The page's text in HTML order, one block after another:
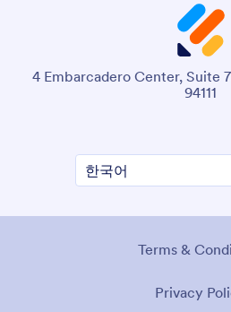
4 Embarcadero Center, Suite
94111
Terms &
Privacy